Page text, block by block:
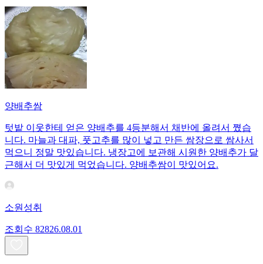
양배추쌈
텃밭 이웃한테 얻은 양배추를 4등분해서 채반에 올려서 쪘습
니다. 마늘과 대파, 풋고추를 많이 넣고 만든 쌈장으로 쌈사서
먹으니 정말 맛있습니다. 냉장고에 보관해 시원한 양배추가 달
근해서 더 맛있게 먹었습니다. 양배추쌈이 맛있어요.
소원성취
조회수 82826.08.01